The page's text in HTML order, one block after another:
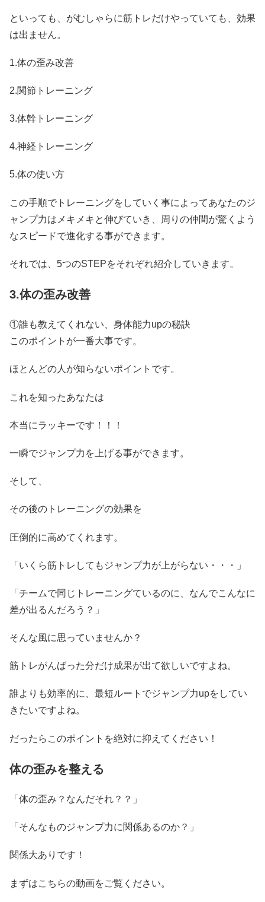
といっても、がむしゃらに筋トレだけやっていても、効果
は出ません。
1.体の歪み改善
2.関節トレーニング
3.体幹トレーニング
4.神経トレーニング
5.体の使い方
この手順でトレーニングをしていく事によってあなたのジ
ャンプ力はメキメキと伸びていき、周りの仲間が驚くよう
なスピードで進化する事ができます。
それでは、5つのSTEPをそれぞれ紹介していきます。
3.体の歪み改善
①誰も教えてくれない、身体能力upの秘訣
このポイントが一番大事です。
ほとんどの人が知らないポイントです。
これを知ったあなたは
本当にラッキーです！！！
一瞬でジャンプ力を上げる事ができます。
そして、
その後のトレーニングの効果を
圧倒的に高めてくれます。
「いくら筋トレしてもジャンプ力が上がらない・・・」
「チームで同じトレーニングているのに、なんでこんなに
差が出るんだろう？」
そんな風に思っていませんか？
筋トレがんばった分だけ成果が出て欲しいですよね。
誰よりも効率的に、最短ルートでジャンプ力upをしてい
きたいですよね。
だったらこのポイントを絶対に抑えてください！
体の歪みを整える
「体の歪み？なんだそれ？？」
「そんなものジャンプ力に関係あるのか？」
関係大ありです！
まずはこちらの動画をご覧ください。